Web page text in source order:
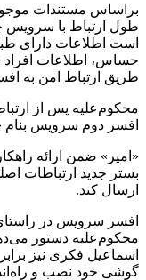
براساس مستندات
طول ارتباط با سرویس
است اطلاعات دارای
حساس، اطلاعات
طریق ارتباط امن به
افسر دوم سرویس بنام
بستر جدید ارتباطات
ارسال کند.
محکوم‌علیه دستور
اسماعیل فکری نیز
گوشی خود نصب و